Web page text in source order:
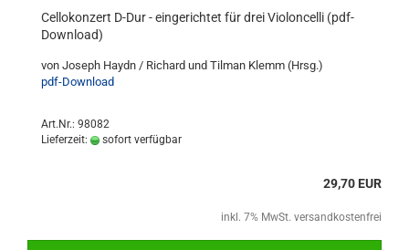
Cellokonzert D-Dur - eingerichtet für drei Violoncelli (pdf-
Download)
von Joseph Haydn / Richard und Tilman Klemm (Hrsg.)
pdf-Download
Art.Nr.: 98082
Lieferzeit:
sofort verfügbar
29,70 EUR
inkl. 7% MwSt. versandkostenfrei